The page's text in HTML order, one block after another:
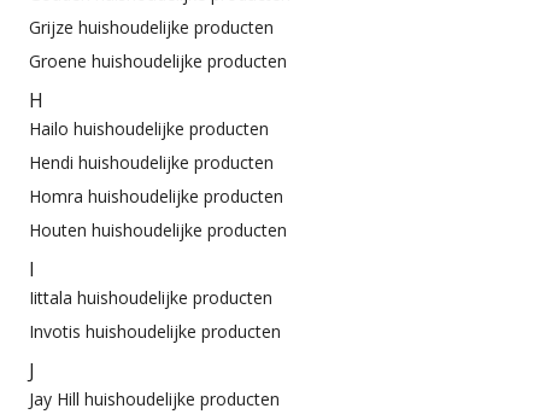
Grijze huishoudelijke producten
Groene huishoudelijke producten
H
Hailo huishoudelijke producten
Hendi huishoudelijke producten
Homra huishoudelijke producten
Houten huishoudelijke producten
I
Iittala huishoudelijke producten
Invotis huishoudelijke producten
J
Jay Hill huishoudelijke producten